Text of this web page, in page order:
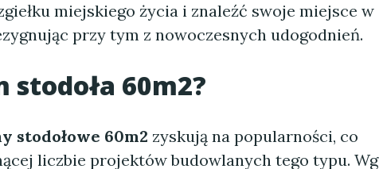
miejskiego życia i znaleźć swoje miejsce w
przy tym z nowoczesnych udogodnień.
stodoła 60m2?
stodołowe 60m2 zyskują na popularności, co
liczbie projektów budowlanych tego typu. Wg